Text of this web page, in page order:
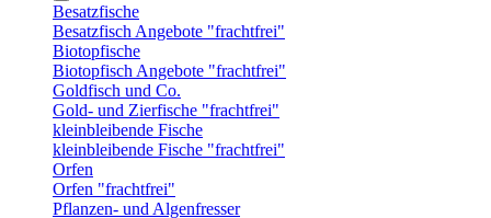
Besatzfische
Besatzfisch Angebote "frachtfrei"
Biotopfische
Biotopfisch Angebote "frachtfrei"
Goldfisch und Co.
Gold- und Zierfische "frachtfrei"
kleinbleibende Fische
kleinbleibende Fische "frachtfrei"
Orfen
Orfen "frachtfrei"
Pflanzen- und Algenfresser